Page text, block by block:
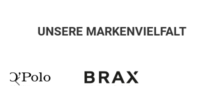
UNSERE MARKENVIELFALT